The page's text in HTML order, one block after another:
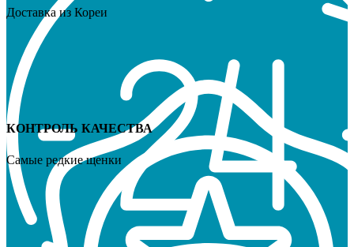
Доставка из Кореи
КОНТРОЛЬ КАЧЕСТВА
Самые редкие щенки